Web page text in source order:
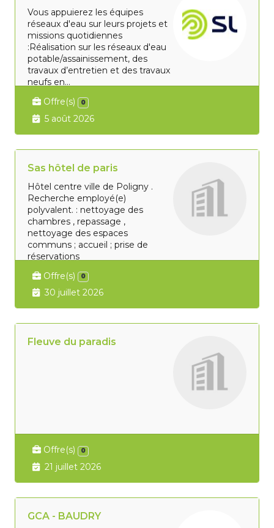
Vous appuierez les équipes
réseaux d'eau sur leurs projets et
missions quotidiennes
:Réalisation sur les réseaux d'eau
potable/assainissement, des
travaux d’entretien et des travaux
neufs en...
Offre(s) 0
5 août 2026
Sas hôtel de paris
Hôtel centre ville de Poligny .
Recherche employé(e)
polyvalent. : nettoyage des
chambres , repassage ,
nettoyage des espaces
communs ; accueil ; prise de
réservations
Offre(s) 0
30 juillet 2026
Fleuve du paradis
Offre(s) 0
21 juillet 2026
GCA - BAUDRY